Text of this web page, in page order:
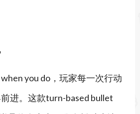
you do，玩家每一次行动
进。这款turn-based bullet